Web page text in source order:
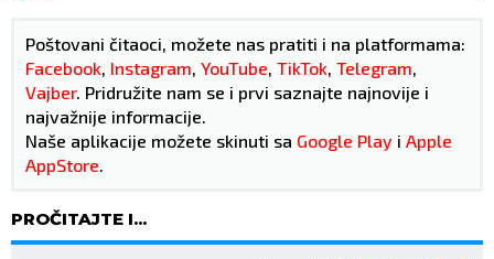
Poštovani čitaoci, možete nas pratiti i na platformama:
Facebook Instagram YouTube TikTok Telegram
Vajber. Pridružite nam se i prvi saznajte najnovije i
najvažnije informacije.
Naše aplikacije možete skinuti sa Google Play i Apple
AppStore
PROČITAJTE I...